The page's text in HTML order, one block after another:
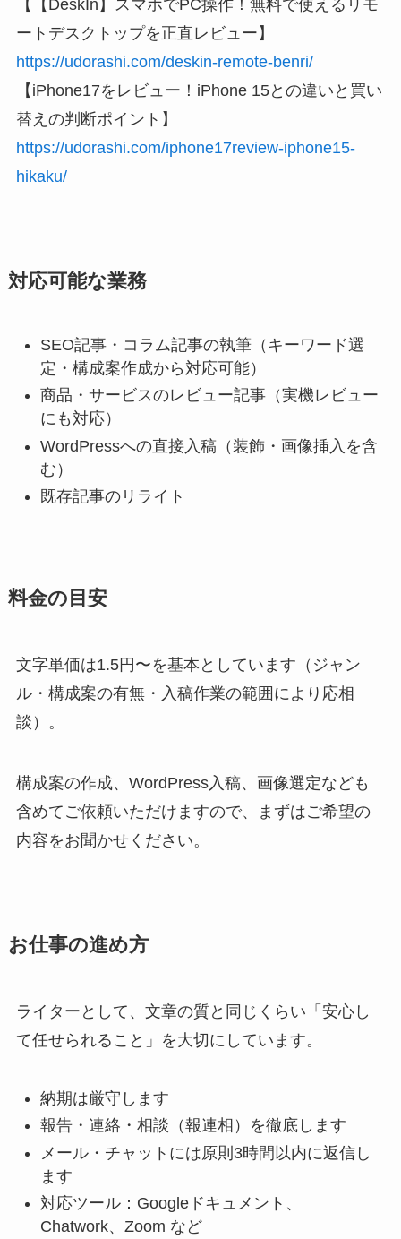
【【DeskIn】スマホでPC操作！無料で使えるリモ
ートデスクトップを正直レビュー】
https://udorashi.com/deskin-remote-benri/
【iPhone17をレビュー！iPhone 15との違いと買い
替えの判断ポイント】
https://udorashi.com/iphone17review-iphone15-
hikaku/
対応可能な業務
SEO記事・コラム記事の執筆（キーワード選
定・構成案作成から対応可能）
商品・サービスのレビュー記事（実機レビュー
にも対応）
WordPressへの直接入稿（装飾・画像挿入を含
む）
既存記事のリライト
料金の目安
文字単価は1.5円〜を基本としています（ジャン
ル・構成案の有無・入稿作業の範囲により応相
談）。
構成案の作成、WordPress入稿、画像選定なども
含めてご依頼いただけますので、まずはご希望の
内容をお聞かせください。
お仕事の進め方
ライターとして、文章の質と同じくらい「安心し
て任せられること」を大切にしています。
納期は厳守します
報告・連絡・相談（報連相）を徹底します
メール・チャットには原則3時間以内に返信し
ます
対応ツール：Googleドキュメント、
Chatwork、Zoom など